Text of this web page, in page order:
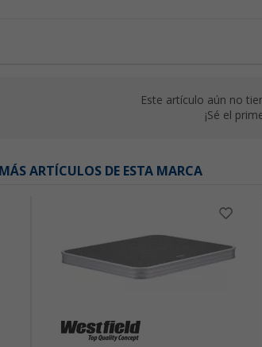
Este artículo aún no
¡Sé el
MÁS ARTÍCULOS DE ESTA MARCA